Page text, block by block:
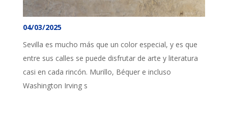
04/03/2025
Sevilla es mucho más que un color especial, y es que
entre sus calles se puede disfrutar de arte y literatura
casi en cada rincón. Murillo, Béquer e incluso
Washington Irving s